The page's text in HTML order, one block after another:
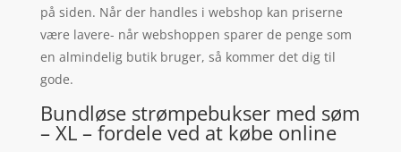
på siden. Når der handles i webshop kan priserne
være lavere- når webshoppen sparer de penge som
en almindelig butik bruger, så kommer det dig til
gode.
Bundløse strømpebukser med søm
– XL – fordele ved at købe online